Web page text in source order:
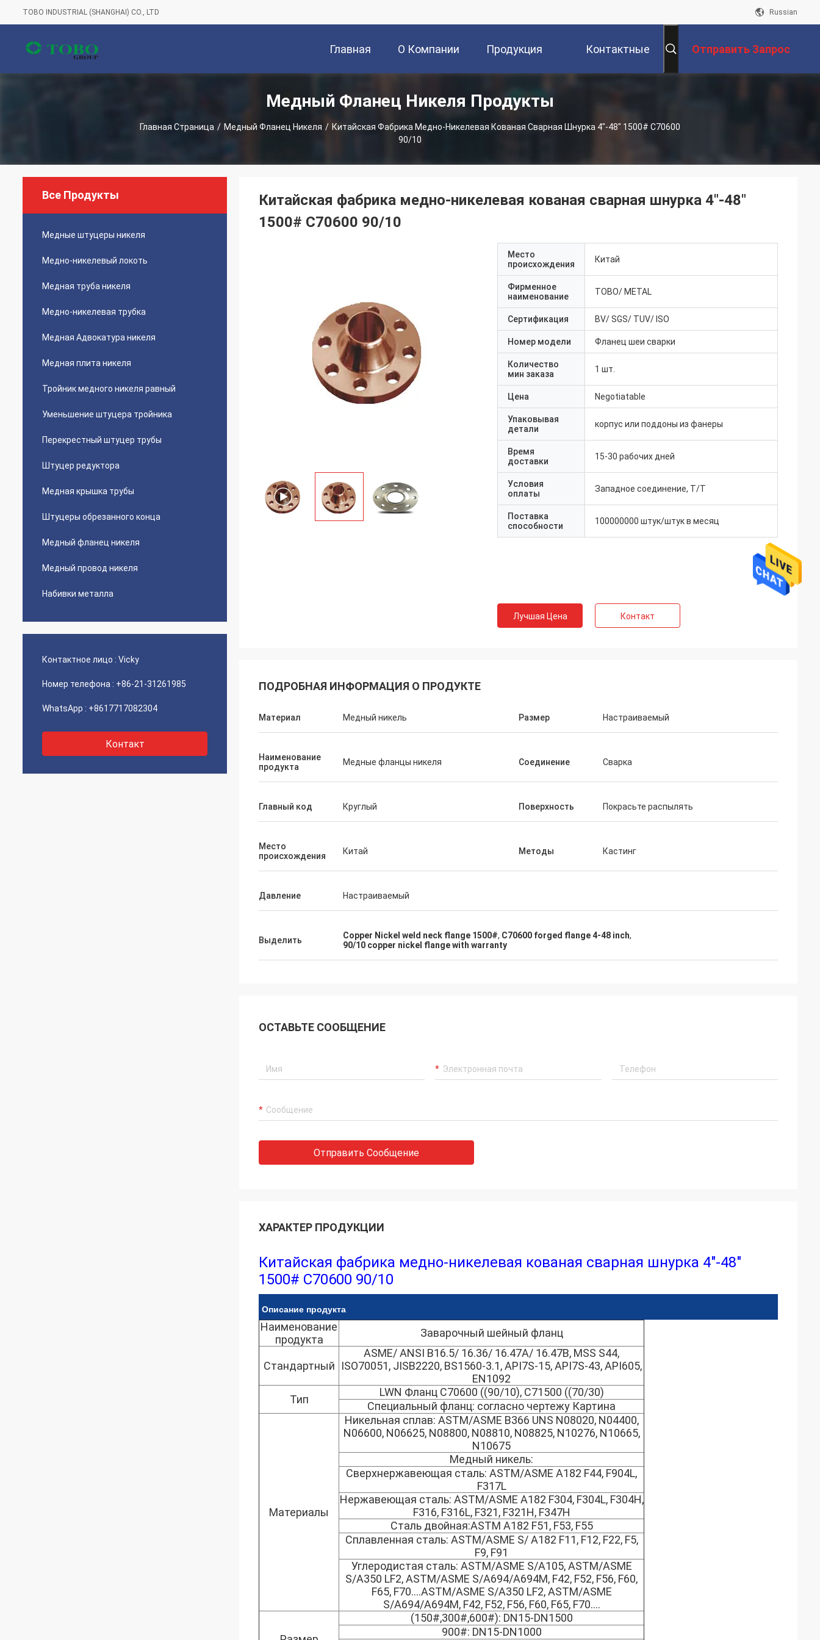
TOBO INDUSTRIAL (SHANGHAI) CO., LTD Russian
Главная
Страница
О Компании Продукция Контактные Отправить Запрос
Медный Фланец Никеля Продукты
Главная Страница / Медный Фланец Никеля / Китайская Фабрика Медно-Никелевая Кованая Сварная Шнурка 4"-48" 1500# C70600
90/10
Все Продукты
Медные штуцеры никеля
Медно-никелевый локоть
Медная труба никеля
Медно-никелевая трубка
Медная Адвокатура никеля
Медная плита никеля
Тройник медного никеля равный
Уменьшение штуцера тройника
Перекрестный штуцер трубы
Штуцер редуктора
Медная крышка трубы
Штуцеры обрезанного конца
Медный фланец никеля
Медный провод никеля
Набивки металла
Контактное лицо : Vicky
Номер телефона : +86-21-31261985
WhatsApp : +8617717082304
Контакт
Китайская фабрика медно-никелевая кованая сварная шнурка 4"-48"
1500# C70600 90/10
Место
происхождения
Китай
Фирменное
наименование
TOBO/ METAL
Сертификация BV/ SGS/ TUV/ ISO
Номер модели Фланец шеи сварки
Количество
мин заказа
1 шт.
Цена Negotiatable
Упаковывая
детали
корпус или поддоны из фанеры
Время
доставки
15-30 рабочих дней
Условия
оплаты
Западное соединение, T/T
Поставка
способности
100000000 штук/штук в месяц
Лучшая Цена Контакт
ПОДРОБНАЯ ИНФОРМАЦИЯ О ПРОДУКТЕ
Материал Медный никель Размер Настраиваемый
Наименование
продукта
Медные фланцы никеля Соединение Сварка
Главный код Круглый Поверхность Покрасьте распылять
Место
происхождения
Китай Методы Кастинг
Давление Настраиваемый
Выделить Copper Nickel weld neck flange 1500#, C70600 forged flange 4-48 inch,
90/10 copper nickel flange with warranty
ОСТАВЬТЕ СООБЩЕНИЕ
Отправить Сообщение
ХАРАКТЕР ПРОДУКЦИИ
Китайская фабрика медно-никелевая кованая сварная шнурка 4"-48"
1500# C70600 90/10
Описание продукта
Наименование
продукта
Заварочный шейный фланц
Стандартный
ASME/ ANSI B16.5/ 16.36/ 16.47A/ 16.47B, MSS S44,
ISO70051, JISB2220, BS1560-3.1, API7S-15, API7S-43, API605,
EN1092
Тип
LWN Фланц C70600 ((90/10), C71500 ((70/30)
Специальный фланц: согласно чертежу Картина
Материалы
Никельная сплав: ASTM/ASME B366 UNS N08020, N04400,
N06600, N06625, N08800, N08810, N08825, N10276, N10665,
N10675
Медный никель:
Сверхнержавеющая сталь: ASTM/ASME A182 F44, F904L,
F317L
Нержавеющая сталь: ASTM/ASME A182 F304, F304L, F304H,
F316, F316L, F321, F321H, F347H
Сталь двойная:ASTM A182 F51, F53, F55
Сплавленная сталь: ASTM/ASME S/ A182 F11, F12, F22, F5,
F9, F91
Углеродистая сталь: ASTM/ASME S/A105, ASTM/ASME
S/A350 LF2, ASTM/ASME S/A694/A694M, F42, F52, F56, F60,
F65, F70....ASTM/ASME S/A350 LF2, ASTM/ASME
S/A694/A694M, F42, F52, F56, F60, F65, F70....
(150#,300#,600#): DN15-DN1500
900#: DN15-DN1000